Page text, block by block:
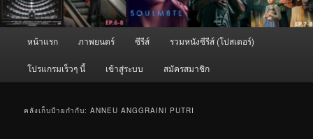
หน้าแรก ภาพยนตร์ ซีรีส์ รวมหนังซีรีส์ (โปสเตอร์)
โปรแกรมเร็วๆ นี้ เข้าสู่ระบบ สมัครสมาชิก
คลังเก็บป้ายกำกับ:ANNEU ANGGRAINI PUTRI